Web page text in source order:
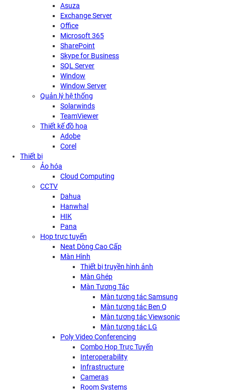
Asuza
Exchange Server
Office
Microsoft 365
SharePoint
Skype for Business
SQL Server
Window
Window Server
Quản lý hệ thống
Solarwinds
TeamViewer
Thiết kế đồ họa
Adobe
Corel
Thiết bị
Ảo hóa
Cloud Computing
CCTV
Dahua
Hanwhal
HIK
Pana
Họp trực tuyến
Neat Dòng Cao Cấp
Màn Hình
Thiết bị truyền hình ảnh
Màn Ghép
Màn Tương Tác
Màn tương tác Samsung
Màn tương tác Ben Q
Màn tương tác Viewsonic
Màn tương tác LG
Poly Video Conferencing
Combo Họp Trực Tuyến
Interoperability
Infrastructure
Cameras
Room Systems